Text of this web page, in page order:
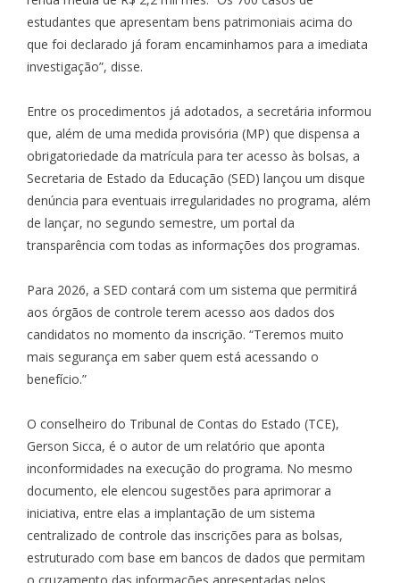
estudantes que apresentam bens patrimoniais acima do
que foi declarado já foram encaminhamos para a imediata
investigação”, disse.
Entre os procedimentos já adotados, a secretária informou
que, além de uma medida provisória (MP) que dispensa a
obrigatoriedade da matrícula para ter acesso às bolsas, a
Secretaria de Estado da Educação (SED) lançou um disque
denúncia para eventuais irregularidades no programa, além
de lançar, no segundo semestre, um portal da
transparência com todas as informações dos programas.
Para 2026, a SED contará com um sistema que permitirá
aos órgãos de controle terem acesso aos dados dos
candidatos no momento da inscrição. “Teremos muito
mais segurança em saber quem está acessando o
benefício.”
O conselheiro do Tribunal de Contas do Estado (TCE),
Gerson Sicca, é o autor de um relatório que aponta
inconformidades na execução do programa. No mesmo
documento, ele elencou sugestões para aprimorar a
iniciativa, entre elas a implantação de um sistema
centralizado de controle das inscrições para as bolsas,
estruturado com base em bancos de dados que permitam
o cruzamento das informações apresentadas pelos